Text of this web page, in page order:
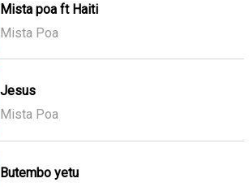
Mista poa ft Haiti
Mista Poa
Jesus
Mista Poa
Butembo yetu